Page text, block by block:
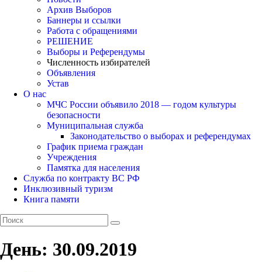
Архив Выборов
Баннеры и ссылки
Работа с обращениями
РЕШЕНИЕ
Выборы и Референдумы
Численность избирателей
Объявления
Устав
О нас
МЧС России объявило 2018 — годом культуры
безопасности
Муниципальная служба
Законодательство о выборах и референдумах
График приема граждан
Учреждения
Памятка для населения
Служба по контракту ВС РФ
Инклюзивный туризм
Книга памяти
День: 30.09.2019